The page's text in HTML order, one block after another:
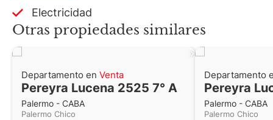
Electricidad
Otras propiedades similares
Departamento en Venta
Pereyra Lucena 2525 7° A
Palermo - CABA
Palermo Chico
Departamento
Pereyra
Palermo - CABA
Palermo Chico